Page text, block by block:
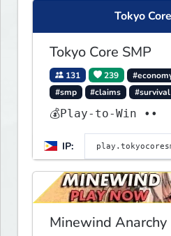
Tokyo
Tokyo Core SMP
131 239
#smp
#claims #survival
💰Play-to-Win ••
IP:
Minewind Anarchy